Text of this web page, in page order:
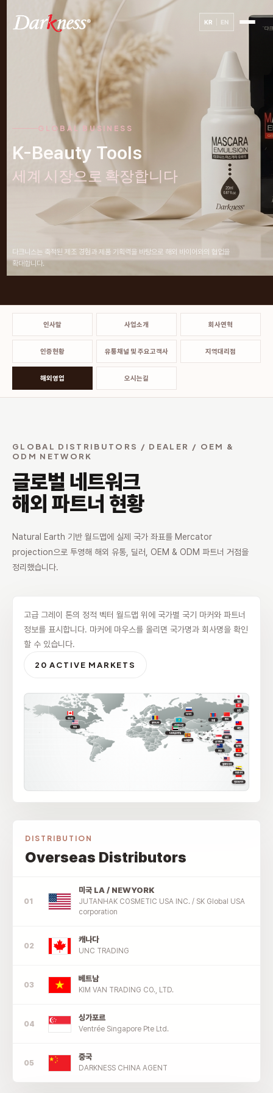
KR EN
GLOBAL BUSINESS
K-Beauty Tools
세계 시장으로 확장합니다
다크니스는 축적된 제조 경험과 제품 기획력을 바탕으로 해외 바이어와의 협업을
확대합니다.
인사말 사업소개 회사연혁
인증현황 유통채널 및 주요고객사 지역대리점
해외영업 오시는길
GLOBAL DISTRIBUTORS / DEALER / OEM &
ODM NETWORK
글로벌 네트워크
해외 파트너 현황
Natural Earth 기반 월드맵에 실제 국가 좌표를 Mercator
projection으로 투영해 해외 유통, 딜러, OEM & ODM 파트너 거점을
정리했습니다.
고급 그레이 톤의 정적 벡터 월드맵 위에 국가별 국기 마커와 파트너
정보를 표시합니다. 마커에 마우스를 올리면 국가명과 회사명을 확인
할 수 있습니다.
20 ACTIVE MARKETS
미국
캐나다
일본
중국
태국
베트남
싱가포르
홍콩
대만
필리핀
몽골
말레이시아
인도네시아
호주
러시아
루마니아
카자흐스탄
UAE(두바이)
스리랑카
브루나이
DISTRIBUTION
Overseas Distributors
미국 LA / NEWYORK
JUTANHAK COSMETIC USA INC. / SK Global USA
corporation
캐나다
UNC TRADING
베트남
KIM VAN TRADING CO., LTD.
싱가포르
Ventrée Singapore Pte Ltd.
중국
DARKNESS CHINA AGENT